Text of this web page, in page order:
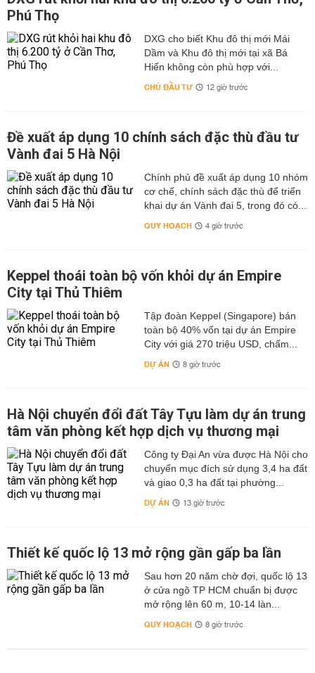
Phú Thọ
DXG cho biết Khu đô thị mới Mái
Dầm và Khu đô thị mới tại xã Bá
Hiến không còn phù hợp với...
CHỦ ĐẦU TƯ 12 giờ trước
Đề xuất áp dụng 10 chính sách đặc thù đầu tư
Vành đai 5 Hà Nội
Chính phủ đề xuất áp dụng 10 nhóm
cơ chế, chính sách đặc thù để triển
khai dự án Vành đai 5, trong đó có...
QUY HOẠCH 4 giờ trước
Keppel thoái toàn bộ vốn khỏi dự án Empire
City tại Thủ Thiêm
Tập đoàn Keppel (Singapore) bán
toàn bộ 40% vốn tại dự án Empire
City với giá 270 triệu USD, chấm...
DỰ ÁN 8 giờ trước
Hà Nội chuyển đổi đất Tây Tựu làm dự án trung
tâm văn phòng kết hợp dịch vụ thương mại
Công ty Đại An vừa được Hà Nội cho
chuyển mục đích sử dụng 3,4 ha đất
và giao 0,3 ha đất tại phường...
DỰ ÁN 13 giờ trước
Thiết kế quốc lộ 13 mở rộng gần gấp ba lần
Sau hơn 20 năm chờ đợi, quốc lộ 13
ở cửa ngõ TP HCM chuẩn bị được
mở rộng lên 60 m, 10-14 làn...
QUY HOẠCH 8 giờ trước